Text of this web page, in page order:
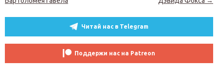
Читай нас в Telegram
Поддержи нас на Patreon